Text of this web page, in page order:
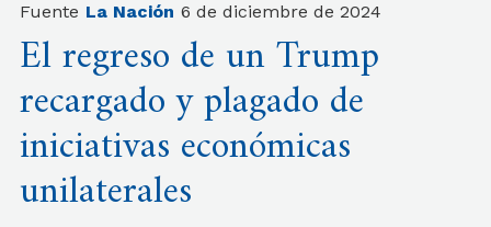
Fuente La Nación 6 de diciembre de 2024
El regreso de un Trump
recargado y plagado de
iniciativas económicas
unilaterales